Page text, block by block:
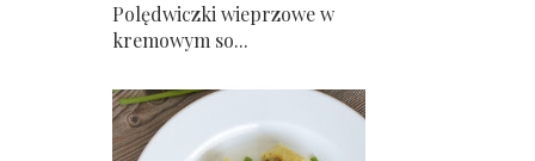
Polędwiczki wieprzowe w
kremowym so...